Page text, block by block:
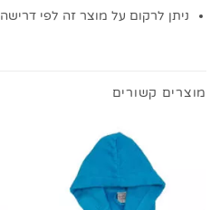
ניתן לרקום על מוצר זה לפי דרישה
מוצרים קשורים